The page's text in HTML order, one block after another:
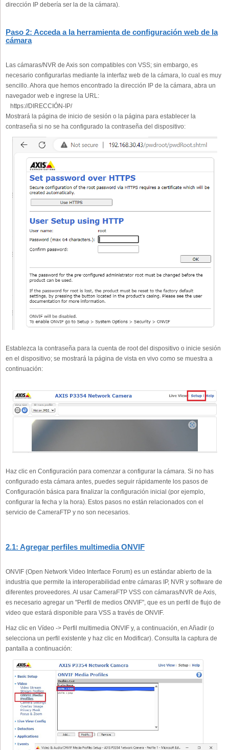
dirección IP debería ser la de la cámara).
Paso 2: Acceda a la herramienta de configuración web de la
cámara
Las cámaras/NVR de Axis son compatibles con VSS; sin embargo, es
necesario configurarlas mediante la interfaz web de la cámara, lo cual es muy
sencillo. Ahora que hemos encontrado la dirección IP de la cámara, abra un
navegador web e ingrese la URL:
https://DIRECCIÓN-IP/
Mostrará la página de inicio de sesión o la página para establecer la
contraseña si no se ha configurado la contraseña del dispositivo:
Establezca la contraseña para la cuenta de root del dispositivo o inicie sesión
en el dispositivo; se mostrará la página de vista en vivo como se muestra a
continuación:
Haz clic en Configuración para comenzar a configurar la cámara. Si no has
configurado esta cámara antes, puedes seguir rápidamente los pasos de
Configuración básica para finalizar la configuración inicial (por ejemplo,
configurar la fecha y la hora). Estos pasos no están relacionados con el
servicio de CameraFTP y no son necesarios.
2.1: Agregar perfiles multimedia ONVIF
ONVIF (Open Network Video Interface Forum) es un estándar abierto de la
industria que permite la interoperabilidad entre cámaras IP, NVR y software de
diferentes proveedores. Al usar CameraFTP VSS con cámaras/NVR de Axis,
es necesario agregar un "Perfil de medios ONVIF", que es un perfil de flujo de
video que estará disponible para VSS a través de ONVIF.
Haz clic en Vídeo -> Perfil multimedia ONVIF y, a continuación, en Añadir (o
selecciona un perfil existente y haz clic en Modificar). Consulta la captura de
pantalla a continuación: